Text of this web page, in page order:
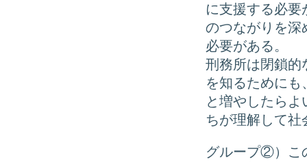
に支援する必
のつながりを深
必要がある。
刑務所は閉鎖的
を知るために
と増やしたら
ちが理解して
グループ②）こ